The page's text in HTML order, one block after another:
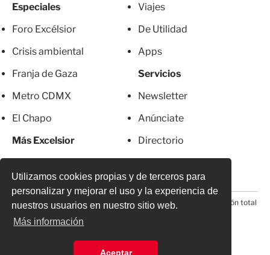
Utilizamos cookies propias y de terceros para
personalizar y mejorar el uso y la experiencia de
nuestros usuarios en nuestro sitio web.
Más información
Aceptar
Especiales
Foro Excélsior
Crisis ambiental
Franja de Gaza
Metro CDMX
El Chapo
Más Excelsior
Viajes
De Utilidad
Apps
Servicios
Newsletter
Anúnciate
Directorio
© 2026 Todos los derechos reservados. Prohibida la reproducción total
o parcial, incluyendo cualquier medio electrónico*